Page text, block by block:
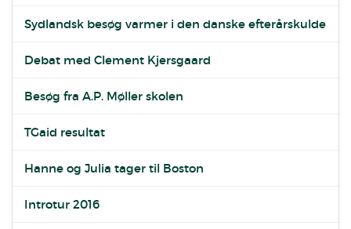
Sydlandsk besøg varmer i den danske efterårskulde
Debat med Clement Kjersgaard
Besøg fra A.P. Møller skolen
TGaid resultat
Hanne og Julia tager til Boston
Introtur 2016